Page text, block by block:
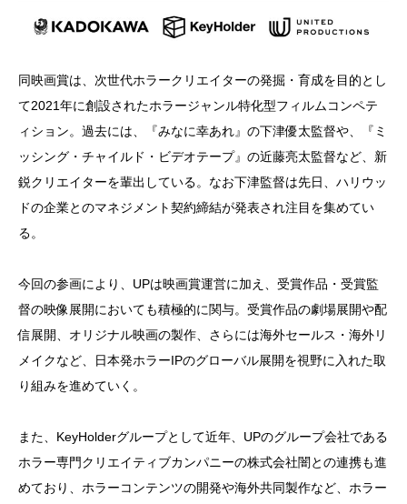
同映画賞は、次世代ホラークリエイターの発掘・育成を目的とし
て2021年に創設されたホラージャンル特化型フィルムコンペテ
ィション。過去には、『みなに幸あれ』の下津優太監督や、『ミ
ッシング・チャイルド・ビデオテープ』の近藤亮太監督など、新
鋭クリエイターを輩出している。なお下津監督は先日、ハリウッ
ドの企業とのマネジメント契約締結が発表され注目を集めてい
る。
今回の参画により、UPは映画賞運営に加え、受賞作品・受賞監
督の映像展開においても積極的に関与。受賞作品の劇場展開や配
信展開、オリジナル映画の製作、さらには海外セールス・海外リ
メイクなど、日本発ホラーIPのグローバル展開を視野に入れた取
り組みを進めていく。
また、KeyHolderグループとして近年、UPのグループ会社である
ホラー専門クリエイティブカンパニーの株式会社闇との連携も進
めており、ホラーコンテンツの開発や海外共同製作など、ホラー